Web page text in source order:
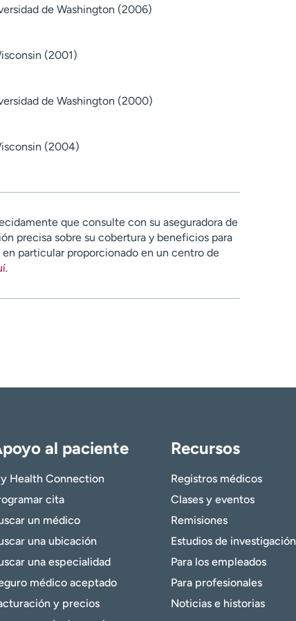
de Washington (2006)
(2001)
de Washington (2000)
(2004)
que consulte con su aseguradora de
precisa sobre su cobertura y beneficios para
particular proporcionado en un centro de
.
al paciente
Health Connection
cita
un médico
una ubicación
una especialidad
médico aceptado
y precios
Recursos
Registros médicos
Clases y eventos
Remisiones
Estudios de investigación
Para los empleados
Para profesionales
Noticias e historias